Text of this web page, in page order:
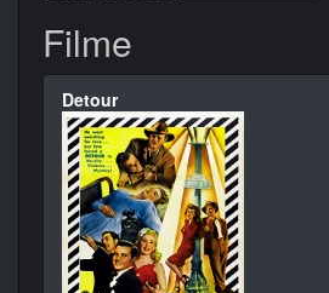
Filme
Detour